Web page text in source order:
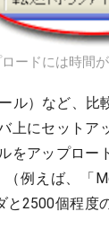
ードには時間
ル）など、比
上にセットア
をアップロー
例えば、「
と2500個程度